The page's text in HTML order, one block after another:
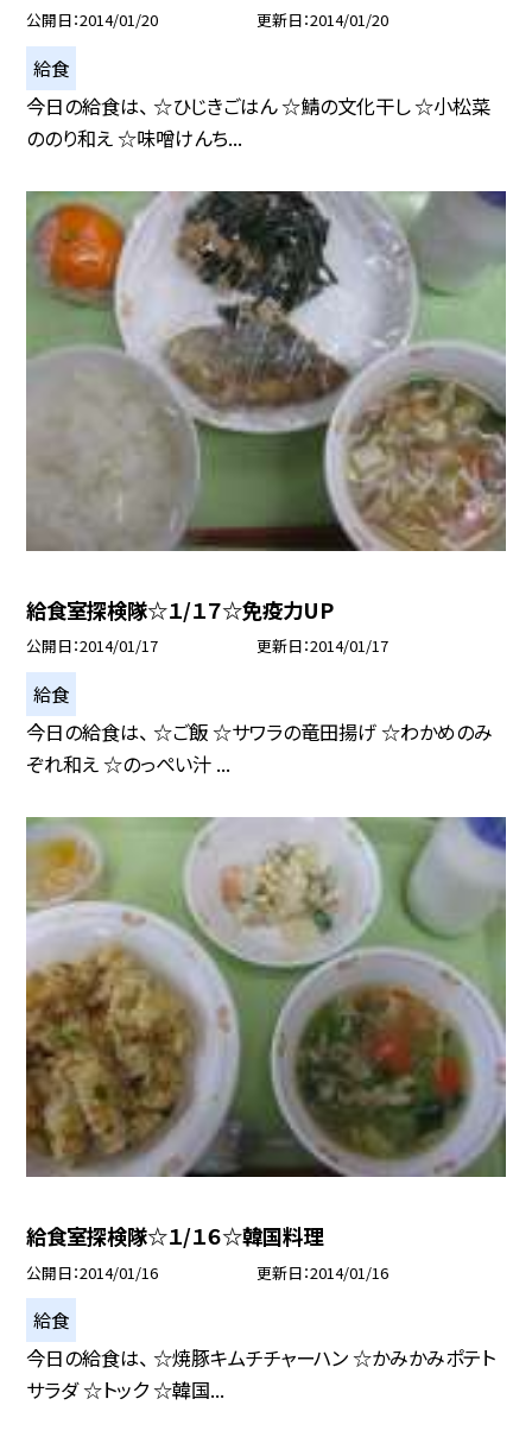
公開日 2014/01/20 更新日 2014/01/20
給食
今日の給食は、 ☆ひじきごはん ☆鯖の文化干し ☆小松菜
ののり和え ☆味噌けんち...
給食室探検隊☆１/１７☆免疫力UP
公開日 2014/01/17 更新日 2014/01/17
給食
今日の給食は、 ☆ご飯 ☆サワラの竜田揚げ ☆わかめのみ
ぞれ和え ☆のっぺい汁 ...
給食室探検隊☆１/１６☆韓国料理
公開日 2014/01/16 更新日 2014/01/16
給食
今日の給食は、 ☆焼豚キムチチャーハン ☆かみかみポテト
サラダ ☆トック ☆韓国...